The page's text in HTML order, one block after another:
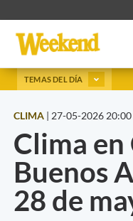
TEMAS DEL DÍA
CLIMA | 27-05-2026 20:00
Clima en
Buenos
28 de